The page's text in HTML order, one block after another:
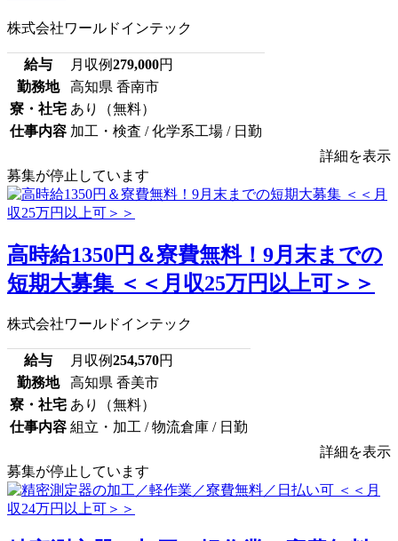
株式会社ワールドインテック
給与 月収例279,000円
勤務地
高知県 香南市
寮・社宅 あり（無料）
仕事内容 加工・検査 / 化学系工場 / 日勤
詳細を表示
募集が停止しています
高時給1350円＆寮費無料！9月末までの
短期大募集 ＜＜月収25万円以上可＞＞
株式会社ワールドインテック
給与 月収例254,570円
勤務地
高知県 香美市
寮・社宅 あり（無料）
仕事内容 組立・加工 / 物流倉庫 / 日勤
詳細を表示
募集が停止しています